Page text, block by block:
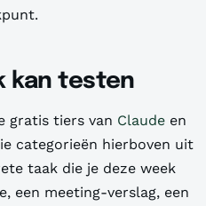
kan testen
gratis tiers van Claude en
categorieën hierboven uit
taak die je deze week
een meeting-verslag, een